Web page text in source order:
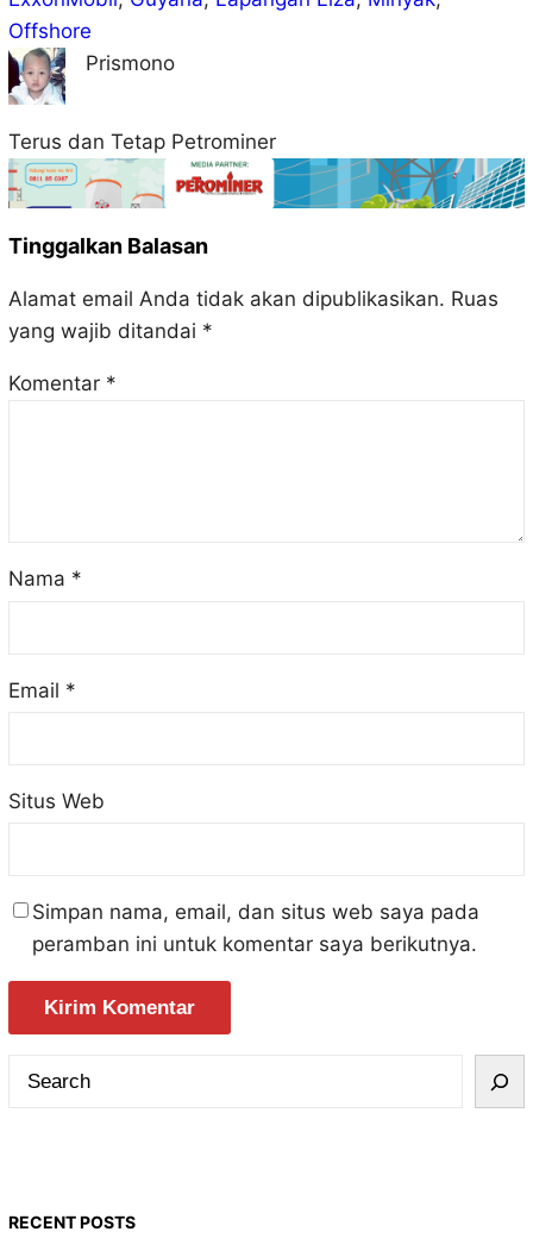
Offshore
Prismono
Terus dan Tetap Petrominer
Tinggalkan Balasan
Alamat email Anda tidak akan dipublikasikan. Ruas
yang wajib ditandai *
Komentar *
Nama *
Email *
Situs Web
Simpan nama, email, dan situs web saya pada
peramban ini untuk komentar saya berikutnya.
h
RECENT POSTS